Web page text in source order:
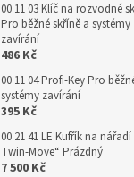
00 11 03 Klíč na rozvodné
Pro běžné skříně a systémy
zavírání
486 Kč
00 11 04 Profi-Key Pro
systémy zavírání
395 Kč
00 21 41 LE Kufřík na nářadí
Twin-Move“ Prázdný
7 500 Kč